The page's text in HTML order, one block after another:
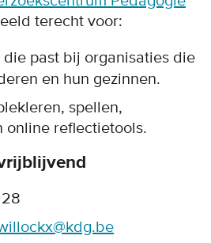
terecht voor:
die past bij organisaties die
en hun gezinnen.
spellen,
online reflectietools.